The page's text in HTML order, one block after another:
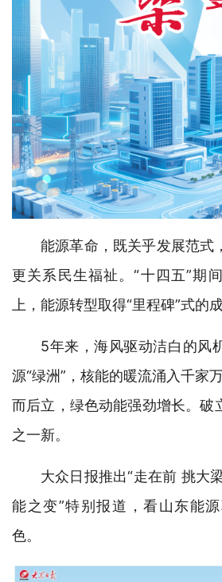
能源革命，既关乎发展范式
更关系民生福祉。“十四五”期
上，能源转型取得“里程碑”式的成
5年来，海风驱动洁白的风
源“绿洲”，核能的暖流涌入千家
而后立，绿色动能强劲增长。破
之一新。
大众日报推出“走在前 挑大
能之变”特别报道，看山东能
色。